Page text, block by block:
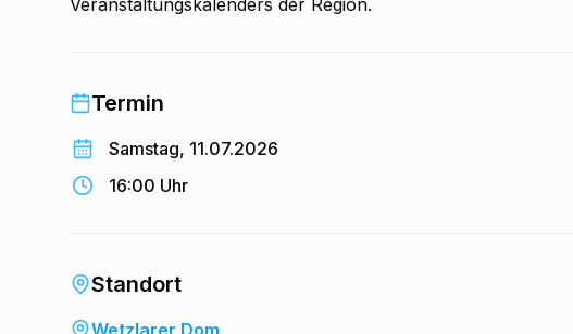
Veranstaltungskalenders der Region.
Termin
Samstag, 11.07.2026
16:00 Uhr
Standort
Wetzlarer Dom